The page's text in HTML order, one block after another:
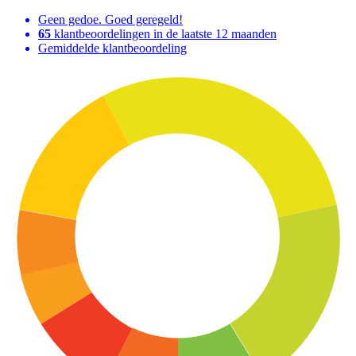
Geen gedoe. Goed geregeld!
65 klantbeoordelingen in de laatste 12 maanden
Gemiddelde klantbeoordeling